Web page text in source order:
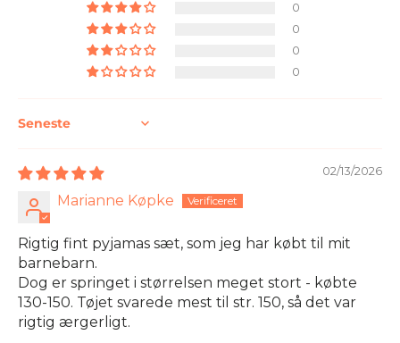
0
0
0
0
Sort by
02/13/2026
Marianne Køpke
Rigtig fint pyjamas sæt, som jeg har købt til mit
barnebarn.
Dog er springet i størrelsen meget stort - købte
130-150. Tøjet svarede mest til str. 150, så det var
rigtig ærgerligt.